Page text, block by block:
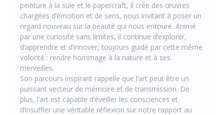
peinture à la suie et le papercraft, il crée des œuvres
chargées d’émotion et de sens, nous invitant à poser un
regard nouveau sur la beauté qui nous entoure. Animé
par une curiosité sans limites, il continue d’explorer,
d’apprendre et d’innover, toujours guidé par cette même
volonté : rendre hommage à la nature et à ses
merveilles.
Son parcours inspirant rappelle que l’art peut être un
puissant vecteur de mémoire et de transmission. De
plus, l’art est capable d’éveiller les consciences et
d’insuffler une véritable réflexion sur notre rapport au